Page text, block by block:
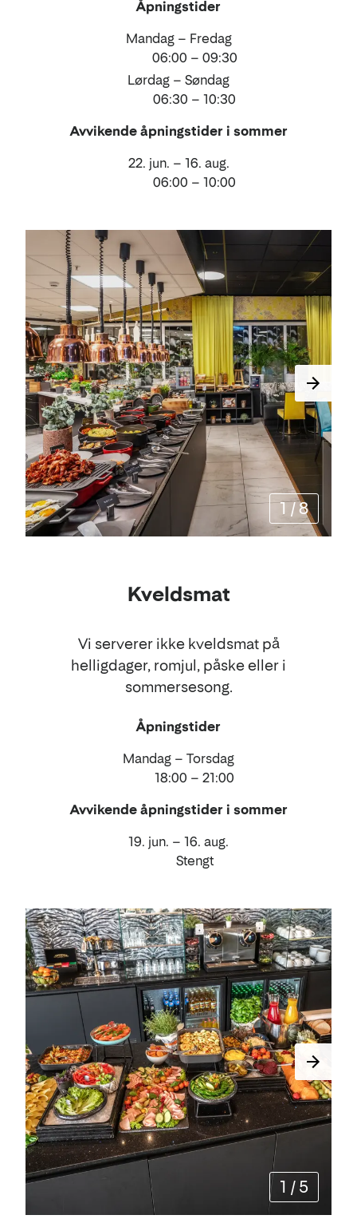
Åpningstider
Mandag – Fredag
06:00 – 09:30
Lørdag – Søndag
06:30 – 10:30
Avvikende åpningstider i sommer
22. jun. – 16. aug.
06:00 – 10:00
1 /8
Kveldsmat
Vi serverer ikke kveldsmat på
helligdager, romjul, påske eller i
sommersesong.
Åpningstider
Mandag – Torsdag
18:00 – 21:00
Avvikende åpningstider i sommer
19. jun. – 16. aug.
Stengt
1 / 5